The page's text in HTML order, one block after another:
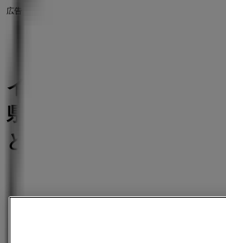
広告
イオン 新潟県胎内市東
県胎内市東本町2641, 胎
と営業時間、電話番号